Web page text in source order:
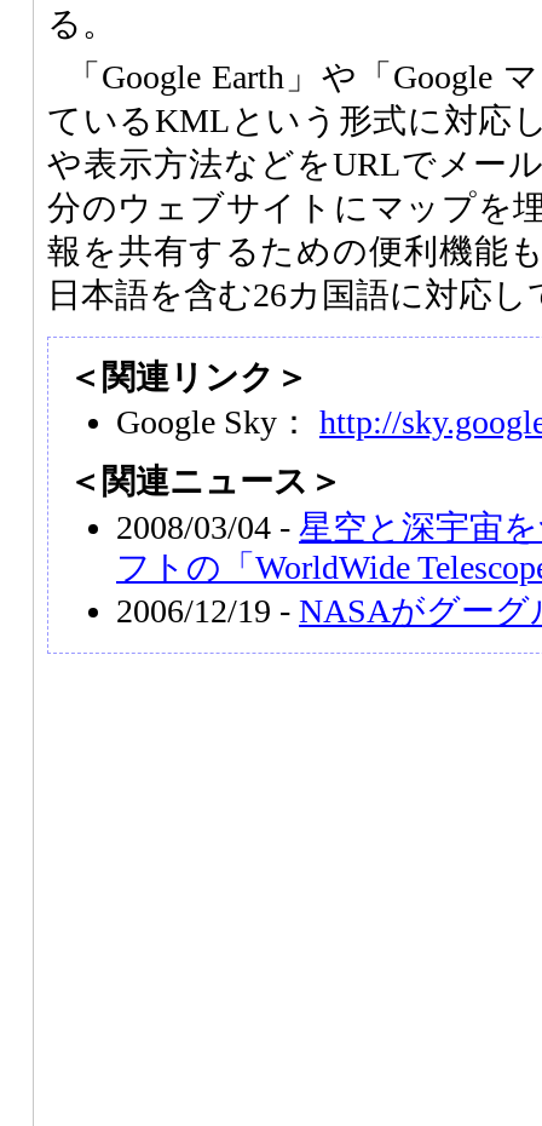
る。
「Google Earth」や「Google
ているKMLという形式に対応
や表示方法などをURLでメー
分のウェブサイトにマップを
報を共有するための便利機能
日本語を含む26カ国語に対応し
＜関連リンク＞
Google Sky： http://
＜関連ニュース＞
2008/03/04 - 星空と深宇宙
フトの「WorldWide
2006/12/19 - NASAがグーグ